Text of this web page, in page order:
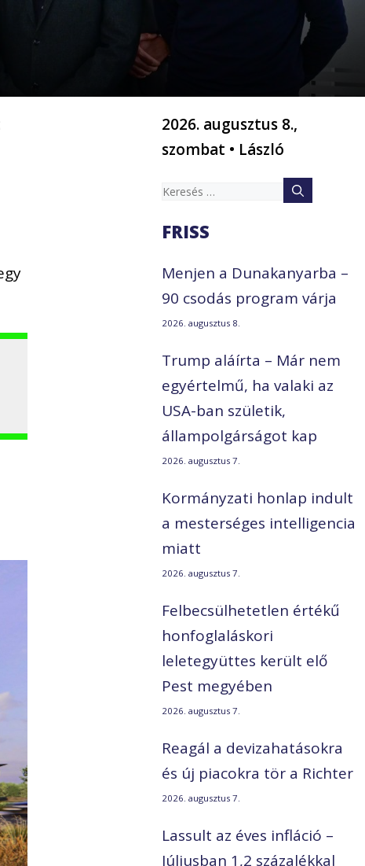
2026. augusztus 8.,
szombat • László
Keresés:
FRISS
Menjen a Dunakanyarba –
90 csodás program várja
2026. augusztus 8.
Trump aláírta – Már nem
egyértelmű, ha valaki az
USA-ban születik,
állampolgárságot kap
2026. augusztus 7.
Kormányzati honlap indult
a mesterséges intelligencia
miatt
2026. augusztus 7.
Felbecsülhetetlen értékű
honfoglaláskori
leletegyüttes került elő
Pest megyében
2026. augusztus 7.
Reagál a devizahatásokra
és új piacokra tör a Richter
2026. augusztus 7.
Lassult az éves infláció –
Júliusban 1,2 százalékkal